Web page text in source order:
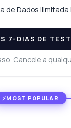
de Dados
7-DIAS DE
Cancele a